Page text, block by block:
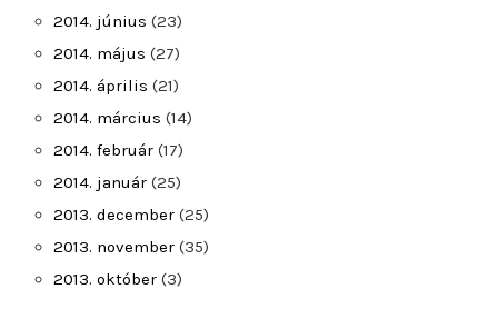
2014. június (23)
2014. május (27)
2014. április (21)
2014. március (14)
2014. február (17)
2014. január (25)
2013. december (25)
2013. november (35)
2013. október (3)